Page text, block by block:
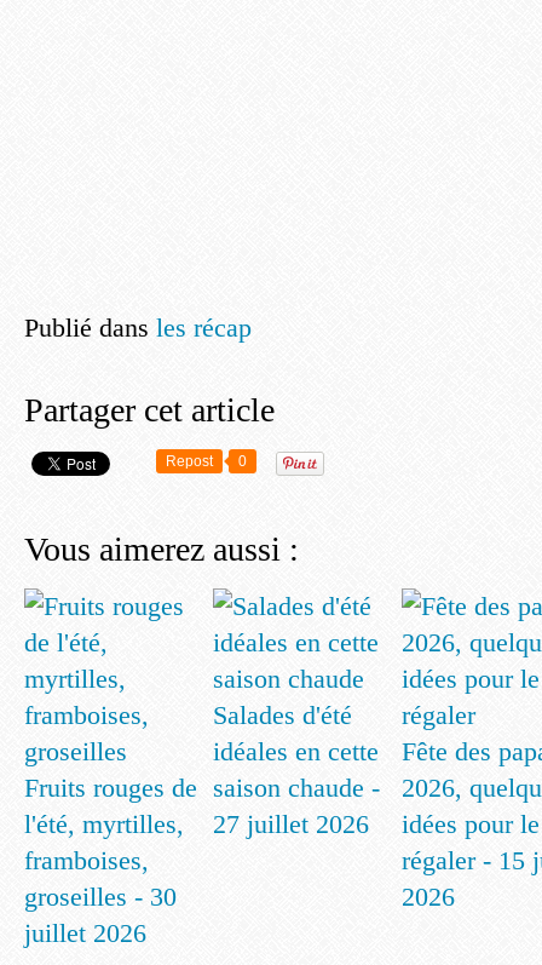
Publié dans les récap
Partager cet article
Repost 0
Vous aimerez aussi :
Fruits rouges de
l'été, myrtilles,
framboises,
groseilles - 30
juillet 2026
Salades d'été
idéales en cette
saison chaude -
27 juillet 2026
Fête des
2026,
idées pour le
régaler - 15
2026